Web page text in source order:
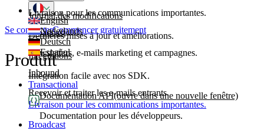
Livraison pour les communications importantes.
Broadcast
Newsletters, e-mails marketing et campagnes.
Inbound
Recevoir et traiter les e-mails entrants.
Journal des modifications
Dernières mises à jour et améliorations.
Intégrations
Intégration facile avec nos SDK.
Documentation API(ouvre dans une nouvelle fenêtre)
Documentation pour les développeurs.
English
Nederlands
Deutsch
Español
Se connecterCommencer gratuitement
Produit
Transactional
Livraison pour les communications importantes.
Broadcast